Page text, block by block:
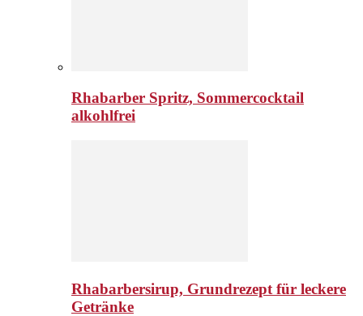
Rhabarber Spritz, Sommercocktail
alkohlfrei
Rhabarbersirup, Grundrezept für leckere
Getränke